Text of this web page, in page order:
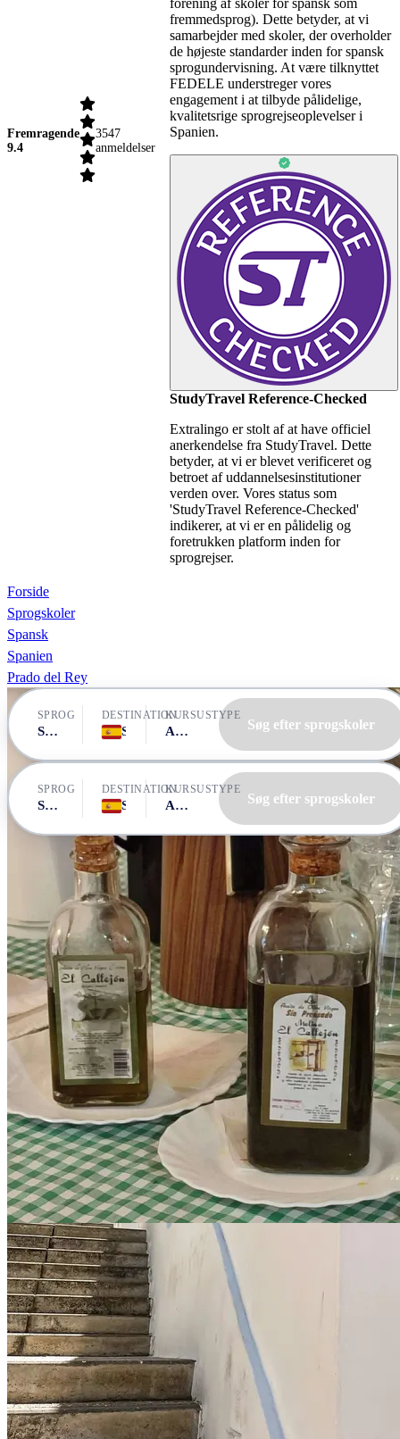
Fremragende
9.4
3547
anmeldelser
forening af skoler for spansk som
fremmedsprog). Dette betyder, at vi
samarbejder med skoler, der overholder
de højeste standarder inden for spansk
sprogundervisning. At være tilknyttet
FEDELE understreger vores
engagement i at tilbyde pålidelige,
kvalitetsrige sprogrejseoplevelser i
Spanien.
StudyTravel Reference-Checked
Extralingo er stolt af at have officiel
anerkendelse fra StudyTravel. Dette
betyder, at vi er blevet verificeret og
betroet af uddannelsesinstitutioner
verden over. Vores status som
'StudyTravel Reference-Checked'
indikerer, at vi er en pålidelig og
foretrukken platform inden for
sprogrejser.
Forside
Sprogskoler
Spansk
Spanien
Prado del Rey
SPROG
Spansk
DESTINATIONKURSUSTYPE
Alle kurser Søg efter sprogskoler
SPROG
Spansk
DESTINATIONKURSUSTYPE
Alle kurser Søg efter sprogskoler
Sprogskoler i Prado del Rey
Byer i nærheden af Prado del Rey i
Andalusien regionen